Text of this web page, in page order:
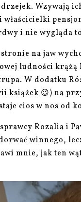
Wzywają
i nie wygląda
na jaw
ludności
W dodatku
książek 😉) na
cios w nos od
Rozalia i
winnego,
mnie, jak ten